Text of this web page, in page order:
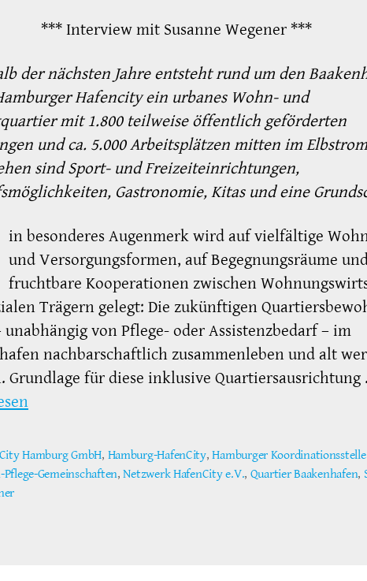
*** Interview mit Susanne Wegener ***
der nächsten Jahre entsteht rund um den
Hafencity ein urbanes Wohn- und
mit 1.800 teilweise öffentlich geförderten
und ca. 5.000 Arbeitsplätzen mitten im
sind Sport- und Freizeiteinrichtungen,
Gastronomie, Kitas und eine
in besonderes Augenmerk wird auf vielfältige
und Versorgungsformen, auf Begegnungsräume
fruchtbare Kooperationen zwischen
Trägern gelegt: Die zukünftigen
unabhängig von Pflege- oder Assistenzbedarf – im
nachbarschaftlich zusammenleben und alt
Grundlage für diese inklusive Quartiersausrichtung
Hamburg GmbH, Hamburg-HafenCity,Hamburger
Gemeinschaften,Netzwerk HafenCity e.V., Quartier Baakenhafen,